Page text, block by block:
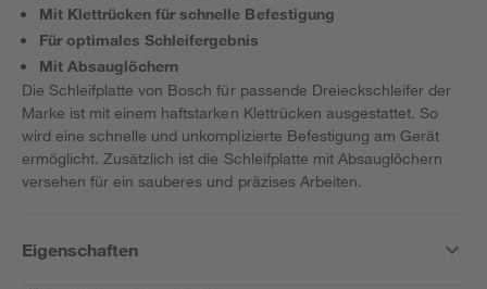
Mit Klettrücken für schnelle Befestigung
Für optimales Schleifergebnis
Mit Absauglöchern
Die Schleifplatte von Bosch für passende Dreieckschleifer der
Marke ist mit einem haftstarken Klettrücken ausgestattet. So
wird eine schnelle und unkomplizierte Befestigung am Gerät
ermöglicht. Zusätzlich ist die Schleifplatte mit Absauglöchern
versehen für ein sauberes und präzises Arbeiten.
Eigenschaften